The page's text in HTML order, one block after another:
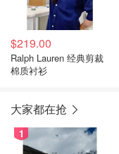
$219.00
Ralph Lauren 经典剪裁
棉质衬衫
大家都在抢
1